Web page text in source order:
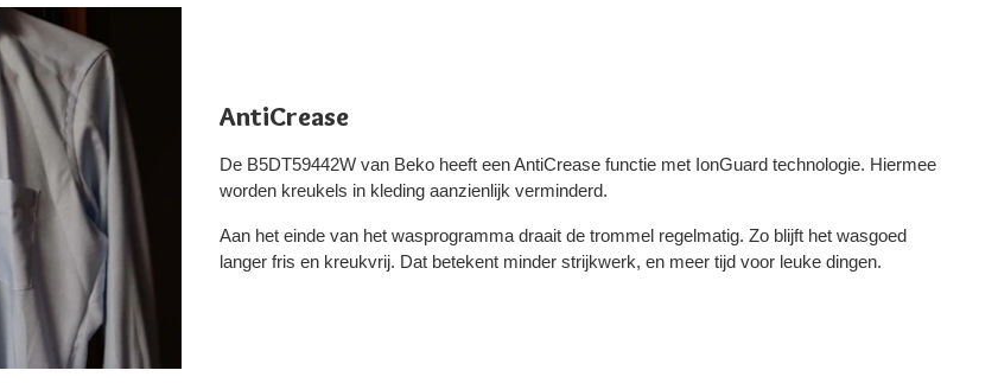
AntiCrease
De B5DT59442W van Beko heeft een AntiCrease functie met IonGuard technologie. Hiermee
worden kreukels in kleding aanzienlijk verminderd.
Aan het einde van het wasprogramma draait de trommel regelmatig. Zo blijft het wasgoed
langer fris en kreukvrij. Dat betekent minder strijkwerk, en meer tijd voor leuke dingen.